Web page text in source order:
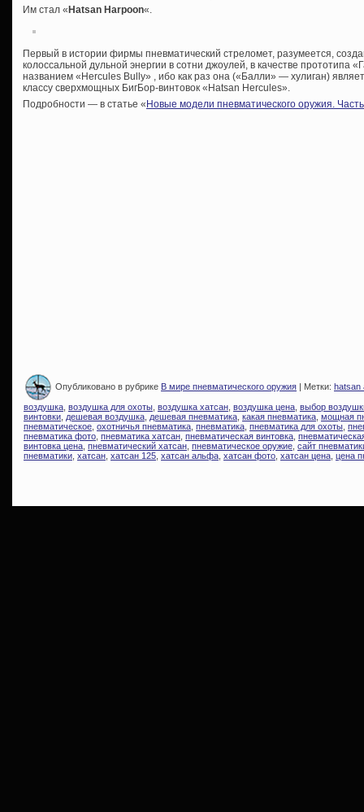
Им стал «Hatsan Harpoon«.
Первый в истории фирмы пневматический стреломет, разумеется,
колоссальной дульной энергии в сотни джоулей, в качестве прототипа
названием «Hercules Bully» , ибо как раз она («Балли» — хулиган)
классу сверхмощных БигБор-винтовок «Hatsan Hercules».
Подробности — в статье «Новые модели пневматического оружия.
Опубликовано в рубрике В мире пневматического оружия | Метки: hatsan
воздушка воздушка для охоты воздушка хатсан воздушка цена выбор
винтовки дешевая воздушка дешевая пневматика какая пневматика мощная
пневматическое охотничья пневматика пневматика пневматика для охоты
пневматика фото пневматика хатсан пневматическая винтовка
винтовка цена пневматический хатсан пневматическое оружие сайт
пневматики хатсан хатсан 125 хатсан альфа хатсан фото хатсан цена цена